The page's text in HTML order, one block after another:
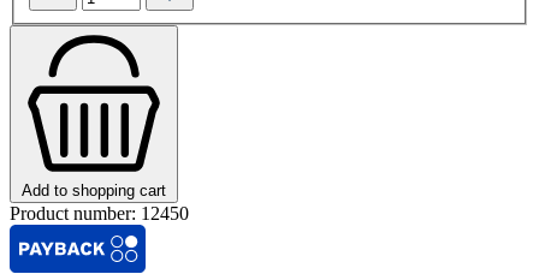
Add to shopping cart
Product number: 12450